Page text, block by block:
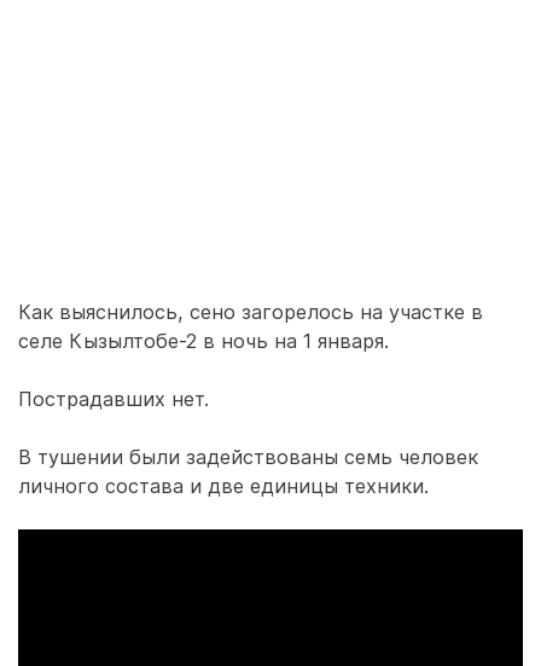
Как выяснилось, сено загорелось на участке в
селе Кызылтобе-2 в ночь на 1 января.
Пострадавших нет.
В тушении были задействованы семь человек
личного состава и две единицы техники.